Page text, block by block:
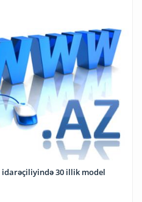
idarəçiliyində 30 illik model